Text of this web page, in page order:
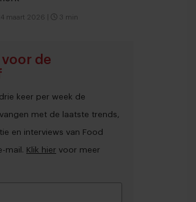
maart 2026 3 min
voor de
keer per week de
met de laatste trends,
en interviews van Food
mail. Klik hier voor meer